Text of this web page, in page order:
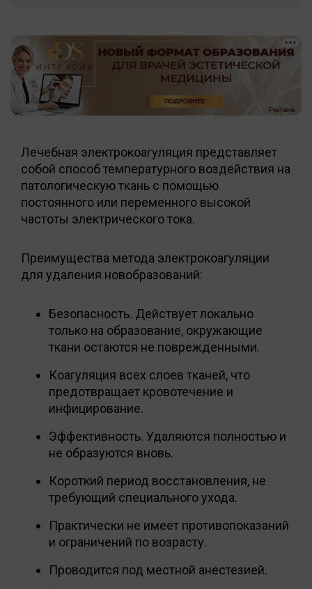
Лечебная электрокоагуляция представляет
собой способ температурного воздействия на
патологическую ткань с помощью
постоянного или переменного высокой
частоты электрического тока.
Преимущества метода электрокоагуляции
для удаления новобразований:
Безопасность. Действует локально
только на образование, окружающие
ткани остаются не поврежденными.
Коагуляция всех слоев тканей, что
предотвращает кровотечение и
инфицирование.
Эффективность. Удаляются полностью и
не образуются вновь.
Короткий период восстановления, не
требующий специального ухода.
Практически не имеет противопоказаний
и ограничений по возрасту.
Проводится под местной анестезией.